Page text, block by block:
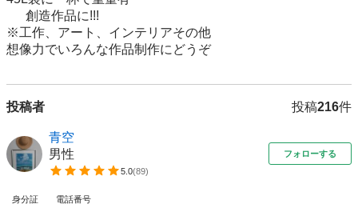
※工作、アート、インテリアその他
想像力でいろんな作品制作にどうぞ
投稿者 投稿216件
青空
男性
5.0(89)
フォローする
身分証 電話番号